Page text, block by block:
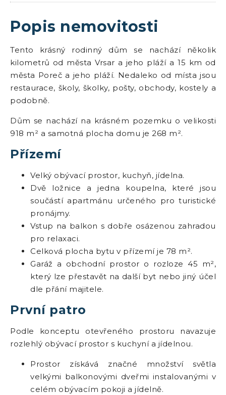
Popis nemovitosti
Tento krásný rodinný dům se nachází několik
kilometrů od města Vrsar a jeho pláží a 15 km od
města Poreč a jeho pláží. Nedaleko od místa jsou
restaurace, školy, školky, pošty, obchody, kostely a
podobně.
Dům se nachází na krásném pozemku o velikosti
918 m² a samotná plocha domu je 268 m².
Přízemí
Velký obývací prostor, kuchyň, jídelna.
Dvě ložnice a jedna koupelna, které jsou
součástí apartmánu určeného pro turistické
pronájmy.
Vstup na balkon s dobře osázenou zahradou
pro relaxaci.
Celková plocha bytu v přízemí je 78 m².
Garáž a obchodní prostor o rozloze 45 m²,
který lze přestavět na další byt nebo jiný účel
dle přání majitele.
První patro
Podle konceptu otevřeného prostoru navazuje
rozlehlý obývací prostor s kuchyní a jídelnou.
Prostor získává značné množství světla
velkými balkonovými dveřmi instalovanými v
celém obývacím pokoji a jídelně.